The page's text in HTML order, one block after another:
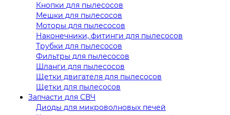
Кнопки для пылесосов
Мешки для пылесосов
Моторы для пылесосов
Наконечники, фитинги для пылесосов
Трубки для пылесосов
Фильтры для пылесосов
Шланги для пылесосов
Щетки двигателя для пылесосов
Щетки для пылесосов
Запчасти для СВЧ
Диоды для микроволновых печей